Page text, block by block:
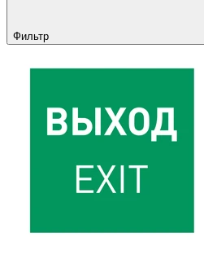
Фильтр